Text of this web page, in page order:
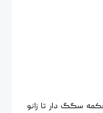
سگگ دار تا زانو